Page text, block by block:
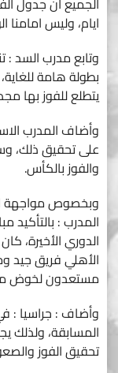
ايام، وليس امامنا
وتابع مدرب السد :
بطولة هامة
يتطلع للفوز بها
وأضاف المدرب
على تحقيق ذلك،
والفوز بالكأس.
وبخصوص مواجهة
المدرب :
الدوري الأخيرة،
الأهلي فريق جيد
مستعدون لخوض
وأضاف : جراسيا :
المسابقة، ولذلك
تحقيق الفوز